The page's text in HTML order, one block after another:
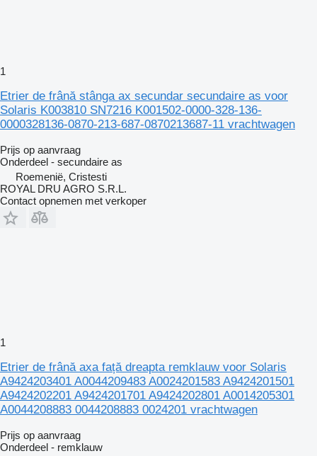
1
Etrier de frână stânga ax secundar secundaire as voor
Solaris K003810 SN7216 K001502-0000-328-136-
0000328136-0870-213-687-0870213687-11 vrachtwagen
Prijs op aanvraag
Onderdeel - secundaire as
Roemenië, Cristesti
ROYAL DRU AGRO S.R.L.
Contact opnemen met verkoper
1
Etrier de frână axa față dreapta remklauw voor Solaris
A9424203401 A0044209483 A0024201583 A9424201501
A9424202201 A9424201701 A9424202801 A0014205301
A0044208883 0044208883 0024201 vrachtwagen
Prijs op aanvraag
Onderdeel - remklauw